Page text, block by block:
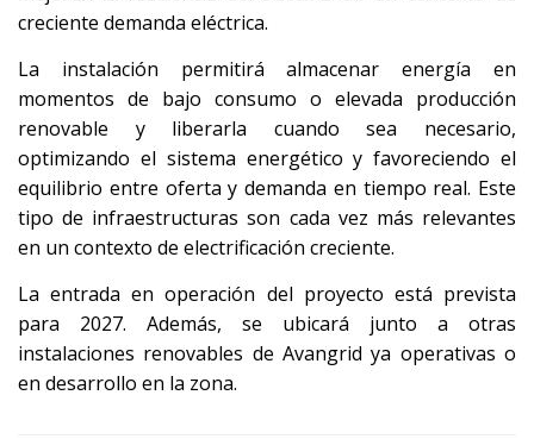
creciente demanda eléctrica.
La instalación permitirá almacenar energía en
momentos de bajo consumo o elevada producción
renovable y liberarla cuando sea necesario,
optimizando el sistema energético y favoreciendo el
equilibrio entre oferta y demanda en tiempo real. Este
tipo de infraestructuras son cada vez más relevantes
en un contexto de electrificación creciente.
La entrada en operación del proyecto está prevista
para 2027. Además, se ubicará junto a otras
instalaciones renovables de Avangrid ya operativas o
en desarrollo en la zona.